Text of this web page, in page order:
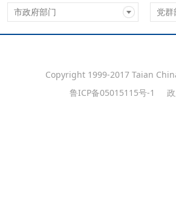
市政府部门 党群
Copyright 1999-2017 Taian
鲁ICP备05015115号-1
政